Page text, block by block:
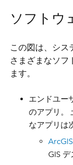
ソフトウ
この図は、シス
さまざまなソフ
ます。
エンドユー
のアプリ。
なアプリは
GIS